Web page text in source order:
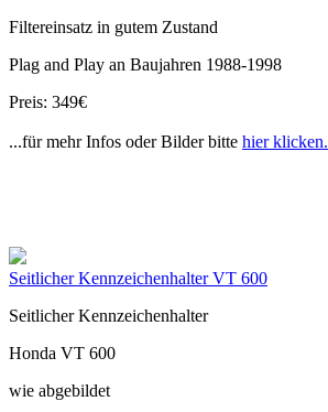
Filtereinsatz in gutem Zustand
Plag and Play an Baujahren 1988-1998
Preis: 349€
...für mehr Infos oder Bilder bitte hier klicken.
Seitlicher Kennzeichenhalter VT 600
Seitlicher Kennzeichenhalter
Honda VT 600
wie abgebildet